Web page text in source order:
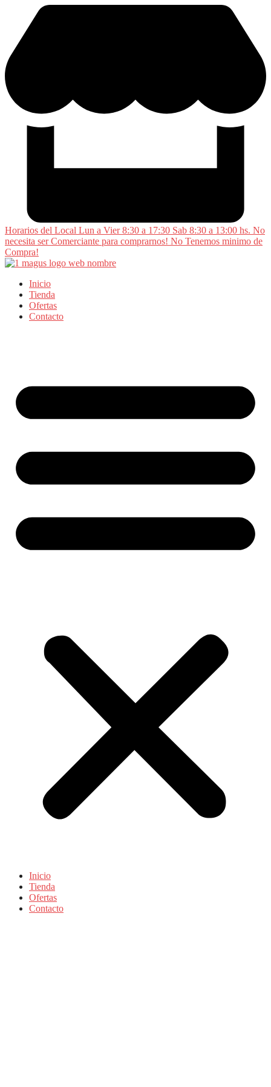
contenido
Horarios del Local Lun a Vier 8:30 a 17:30 Sab 8:30 a 13:00 hs. No
necesita ser Comerciante para comprarnos! No Tenemos minimo de
Compra!
Inicio
Tienda
Ofertas
Contacto
Inicio
Tienda
Ofertas
Contacto